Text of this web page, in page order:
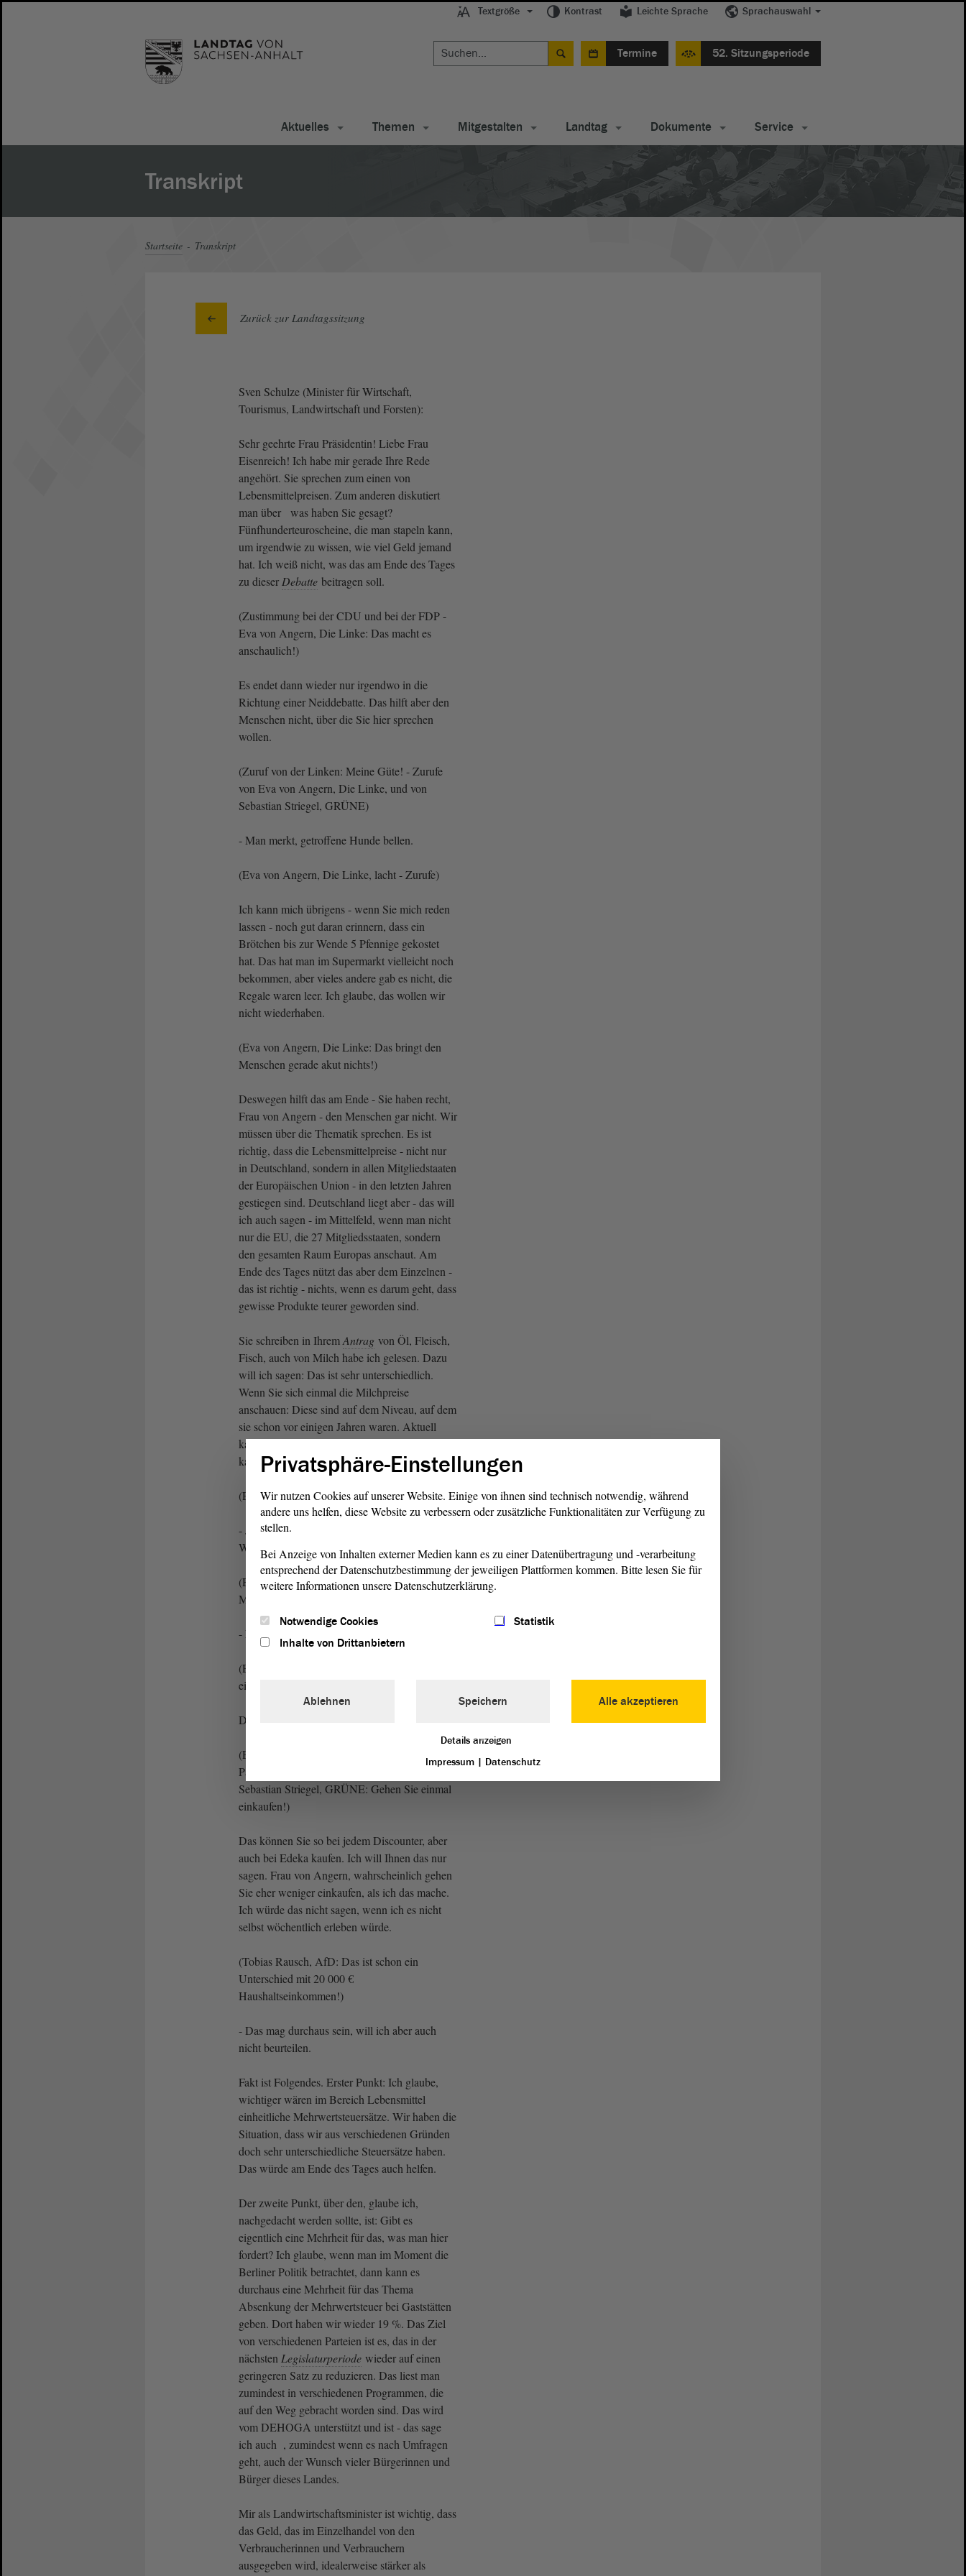
Textgröße Kontrast Leichte Sprache Sprachauswahl
Termine 52. Sitzungsperiode
Aktuelles Themen Mitgestalten Landtag Dokumente Service
Transkript
Startseite Transkript
Zurück zur Landtagssitzung
Sven Schulze (Minister für Wirtschaft,
Tourismus, Landwirtschaft und Forsten):
Sehr geehrte Frau Präsidentin! Liebe Frau
Eisenreich! Ich habe mir gerade Ihre Rede
angehört. Sie sprechen zum einen von
Lebensmittelpreisen. Zum anderen diskutiert
man über was haben Sie gesagt?
Fünfhunderteuroscheine, die man stapeln kann,
um irgendwie zu wissen, wie viel Geld jemand
hat. Ich weiß nicht, was das am Ende des Tages
zu dieser Debatte beitragen soll.
(Zustimmung bei der CDU und bei der FDP -
Eva von Angern, Die Linke: Das macht es
anschaulich!)
Es endet dann wieder nur irgendwo in die
Richtung einer Neiddebatte. Das hilft aber den
Menschen nicht, über die Sie hier sprechen
wollen.
(Zuruf von der Linken: Meine Güte! - Zurufe
von Eva von Angern, Die Linke, und von
Sebastian Striegel, GRÜNE)
- Man merkt, getroffene Hunde bellen.
(Eva von Angern, Die Linke, lacht - Zurufe)
Ich kann mich übrigens - wenn Sie mich reden
lassen - noch gut daran erinnern, dass ein
Brötchen bis zur Wende 5 Pfennige gekostet
hat. Das hat man im Supermarkt vielleicht noch
bekommen, aber vieles andere gab es nicht, die
Regale waren leer. Ich glaube, das wollen wir
nicht wiederhaben.
(Eva von Angern, Die Linke: Das bringt den
Menschen gerade akut nichts!)
Deswegen hilft das am Ende - Sie haben recht,
Frau von Angern - den Menschen gar nicht. Wir
müssen über die Thematik sprechen. Es ist
richtig, dass die Lebensmittelpreise - nicht nur
in Deutschland, sondern in allen Mitgliedstaaten
der Europäischen Union - in den letzten Jahren
gestiegen sind. Deutschland liegt aber - das will
ich auch sagen - im Mittelfeld, wenn man nicht
nur die EU, die 27 Mitgliedsstaaten, sondern
den gesamten Raum Europas anschaut. Am
Ende des Tages nützt das aber dem Einzelnen -
das ist richtig - nichts, wenn es darum geht, dass
gewisse Produkte teurer geworden sind.
Sie schreiben in IhremAntrag von Öl, Fleisch,
Fisch, auch von Milch habe ich gelesen. Dazu
will ich sagen: Das ist sehr unterschiedlich.
Wenn Sie sich einmal die Milchpreise
anschauen: Diese sind auf dem Niveau, auf dem
sie schon vor einigen Jahren waren. Aktuell
kann man 1 l Milch im Durchschnitt für ca. 1 €
kaufen.
(Eva von Angern, Die Linke: Im Durchschnitt?)
- Ja, das ist so; selbstverständlich. Ich gehe jede
Woche einkaufen.
(Eva von Angern, Die Linke: Nein! Der 99 ct-
Milchkarton ist die Ausnahme!)
- Nein, 99 ct ist nicht die Ausnahme.
(Eva von Angern, Die Linke: Gehen Sie einmal
einkaufen!)
Das ist nicht die Ausnahme.
(Eva von Angern, Die Linke: Die günstigste
Packung, aber doch nicht der Durchschnitt! -
Sebastian Striegel, GRÜNE: Gehen Sie einmal
einkaufen!)
Das können Sie so bei jedem Discounter, aber
auch bei Edeka kaufen. Ich will Ihnen das nur
sagen. Frau von Angern, wahrscheinlich gehen
Sie eher weniger einkaufen, als ich das mache.
Ich würde das nicht sagen, wenn ich es nicht
selbst wöchentlich erleben würde.
(Tobias Rausch, AfD: Das ist schon ein
Unterschied mit 20 000 €
Haushaltseinkommen!)
- Das mag durchaus sein, will ich aber auch
nicht beurteilen.
Fakt ist Folgendes. Erster Punkt: Ich glaube,
wichtiger wären im Bereich Lebensmittel
einheitliche Mehrwertsteuersätze. Wir haben die
Situation, dass wir aus verschiedenen Gründen
doch sehr unterschiedliche Steuersätze haben.
Das würde am Ende des Tages auch helfen.
Der zweite Punkt, über den, glaube ich,
nachgedacht werden sollte, ist: Gibt es
eigentlich eine Mehrheit für das, was man hier
fordert? Ich glaube, wenn man im Moment die
Berliner Politik betrachtet, dann kann es
durchaus eine Mehrheit für das Thema
Absenkung der Mehrwertsteuer bei Gaststätten
geben. Dort haben wir wieder 19 %. Das Ziel
von verschiedenen Parteien ist es, das in der
nächsten Legislaturperiode wieder auf einen
geringeren Satz zu reduzieren. Das liest man
zumindest in verschiedenen Programmen, die
auf den Weg gebracht worden sind. Das wird
vom DEHOGA unterstützt und ist - das sage
ich auch , zumindest wenn es nach Umfragen
geht, auch der Wunsch vieler Bürgerinnen und
Bürger dieses Landes.
Mir als Landwirtschaftsminister ist wichtig, dass
das Geld, das im Einzelhandel von den
Verbraucherinnen und Verbrauchern
ausgegeben wird, idealerweise stärker als
Privatsphäre-Einstellungen
Wir nutzen Cookies auf unserer Website. Einige von ihnen sind technisch notwendig, während
andere uns helfen, diese Website zu verbessern oder zusätzliche Funktionalitäten zur Verfügung zu
stellen.
Bei Anzeige von Inhalten externer Medien kann es zu einer Datenübertragung und -verarbeitung
entsprechend der Datenschutzbestimmung der jeweiligen Plattformen kommen. Bitte lesen Sie für
weitere Informationen unsere Datenschutzerklärung.
Notwendige Cookies
Statistik
Inhalte von Drittanbietern
Alle akzeptieren
Ablehnen Speichern
Details anzeigen
Impressum | Datenschutz